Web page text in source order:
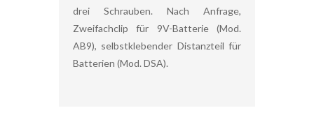
drei Schrauben. Nach Anfrage,
Zweifachclip für 9V-Batterie (Mod.
AB9), selbstklebender Distanzteil für
Batterien (Mod. DSA).